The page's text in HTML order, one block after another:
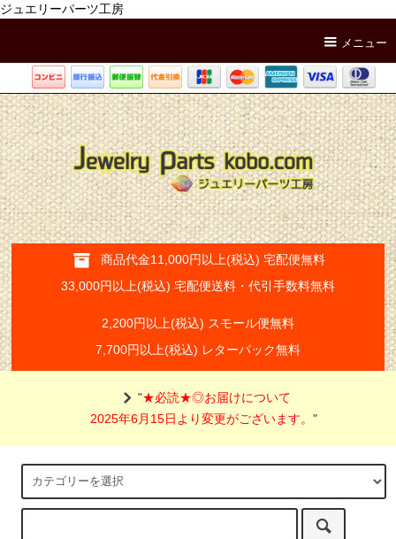
ジュエリーパーツ工房
メニュー
商品代金11,000円以上(税込) 宅配便無料
33,000円以上(税込) 宅配便送料・代引手数料無料
2,200円以上(税込) スモール便無料
7,700円以上(税込) レターパック無料
"★必読★◎お届けについて
2025年6月15日より変更がございます。"